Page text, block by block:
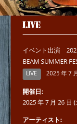
LIVE
イベント出演
BEAM SUMMER
LIVE 2025 年 7
開催日
2025 年 7 月 26 日
アーティスト